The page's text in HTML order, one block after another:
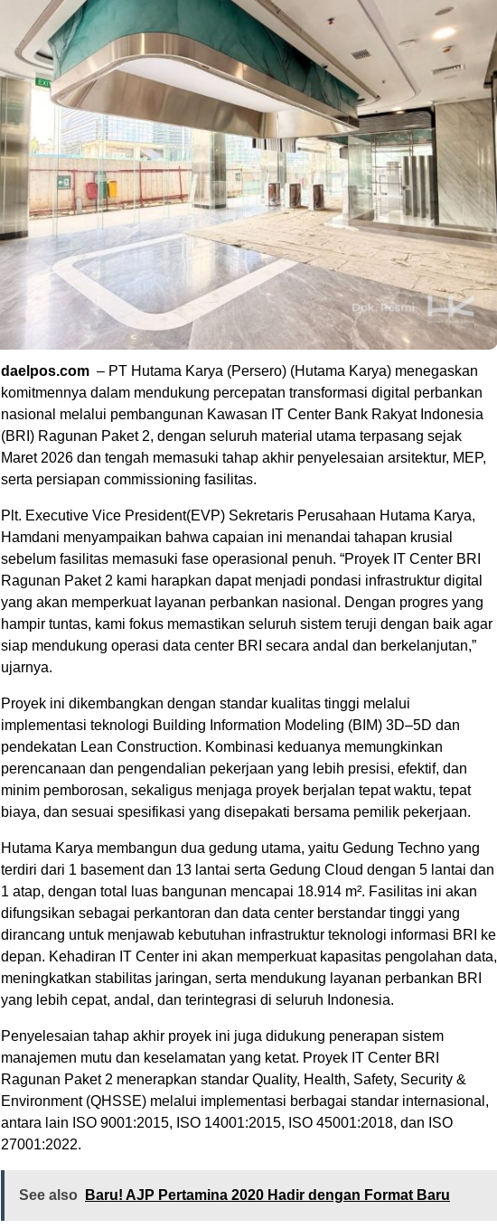
daelpos.com – PT Hutama Karya (Persero) (Hutama Karya) menegaskan
komitmennya dalam mendukung percepatan transformasi digital perbankan
nasional melalui pembangunan Kawasan IT Center Bank Rakyat Indonesia
(BRI) Ragunan Paket 2, dengan seluruh material utama terpasang sejak
Maret 2026 dan tengah memasuki tahap akhir penyelesaian arsitektur, MEP,
serta persiapan commissioning fasilitas.
Plt. Executive Vice President(EVP) Sekretaris Perusahaan Hutama Karya,
Hamdani menyampaikan bahwa capaian ini menandai tahapan krusial
sebelum fasilitas memasuki fase operasional penuh. “Proyek IT Center BRI
Ragunan Paket 2 kami harapkan dapat menjadi pondasi infrastruktur digital
yang akan memperkuat layanan perbankan nasional. Dengan progres yang
hampir tuntas, kami fokus memastikan seluruh sistem teruji dengan baik agar
siap mendukung operasi data center BRI secara andal dan berkelanjutan,”
ujarnya.
Proyek ini dikembangkan dengan standar kualitas tinggi melalui
implementasi teknologi Building Information Modeling (BIM) 3D–5D dan
pendekatan Lean Construction. Kombinasi keduanya memungkinkan
perencanaan dan pengendalian pekerjaan yang lebih presisi, efektif, dan
minim pemborosan, sekaligus menjaga proyek berjalan tepat waktu, tepat
biaya, dan sesuai spesifikasi yang disepakati bersama pemilik pekerjaan.
Hutama Karya membangun dua gedung utama, yaitu Gedung Techno yang
terdiri dari 1 basement dan 13 lantai serta Gedung Cloud dengan 5 lantai dan
1 atap, dengan total luas bangunan mencapai 18.914 m². Fasilitas ini akan
difungsikan sebagai perkantoran dan data center berstandar tinggi yang
dirancang untuk menjawab kebutuhan infrastruktur teknologi informasi BRI ke
depan. Kehadiran IT Center ini akan memperkuat kapasitas pengolahan data,
meningkatkan stabilitas jaringan, serta mendukung layanan perbankan BRI
yang lebih cepat, andal, dan terintegrasi di seluruh Indonesia.
Penyelesaian tahap akhir proyek ini juga didukung penerapan sistem
manajemen mutu dan keselamatan yang ketat. Proyek IT Center BRI
Ragunan Paket 2 menerapkan standar Quality, Health, Safety, Security &
Environment (QHSSE) melalui implementasi berbagai standar internasional,
antara lain ISO 9001:2015, ISO 14001:2015, ISO 45001:2018, dan ISO
27001:2022.
See also Baru! AJP Pertamina 2020 Hadir dengan Format Baru